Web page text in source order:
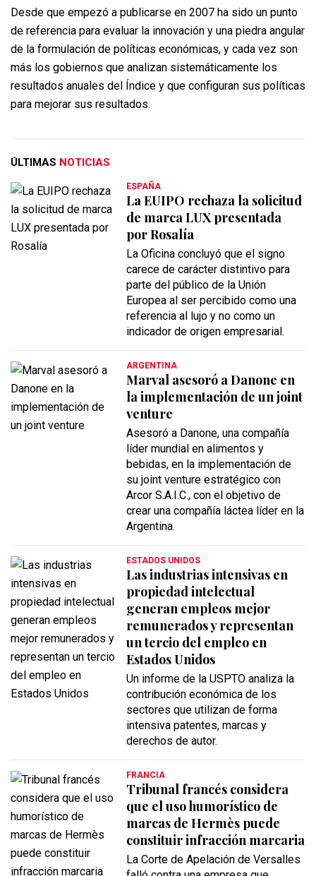
Desde que empezó a publicarse en 2007 ha sido un punto
de referencia para evaluar la innovación y una piedra angular
de la formulación de políticas económicas, y cada vez son
más los gobiernos que analizan sistemáticamente los
resultados anuales del Índice y que configuran sus políticas
para mejorar sus resultados.
ÚLTIMAS NOTICIAS
ESPAÑA
La EUIPO rechaza la solicitud
de marca LUX presentada
por Rosalía
La Oficina concluyó que el signo
carece de carácter distintivo para
parte del público de la Unión
Europea al ser percibido como una
referencia al lujo y no como un
indicador de origen empresarial.
ARGENTINA
Marval asesoró a Danone en
la implementación de un joint
venture
Asesoró a Danone, una compañía
líder mundial en alimentos y
bebidas, en la implementación de
su joint venture estratégico con
Arcor S.A.I.C., con el objetivo de
crear una compañía láctea líder en la
Argentina.
ESTADOS UNIDOS
Las industrias intensivas en
propiedad intelectual
generan empleos mejor
remunerados y representan
un tercio del empleo en
Estados Unidos
Un informe de la USPTO analiza la
contribución económica de los
sectores que utilizan de forma
intensiva patentes, marcas y
derechos de autor.
FRANCIA
Tribunal francés considera
que el uso humorístico de
marcas de Hermès puede
constituir infracción marcaria
La Corte de Apelación de Versalles